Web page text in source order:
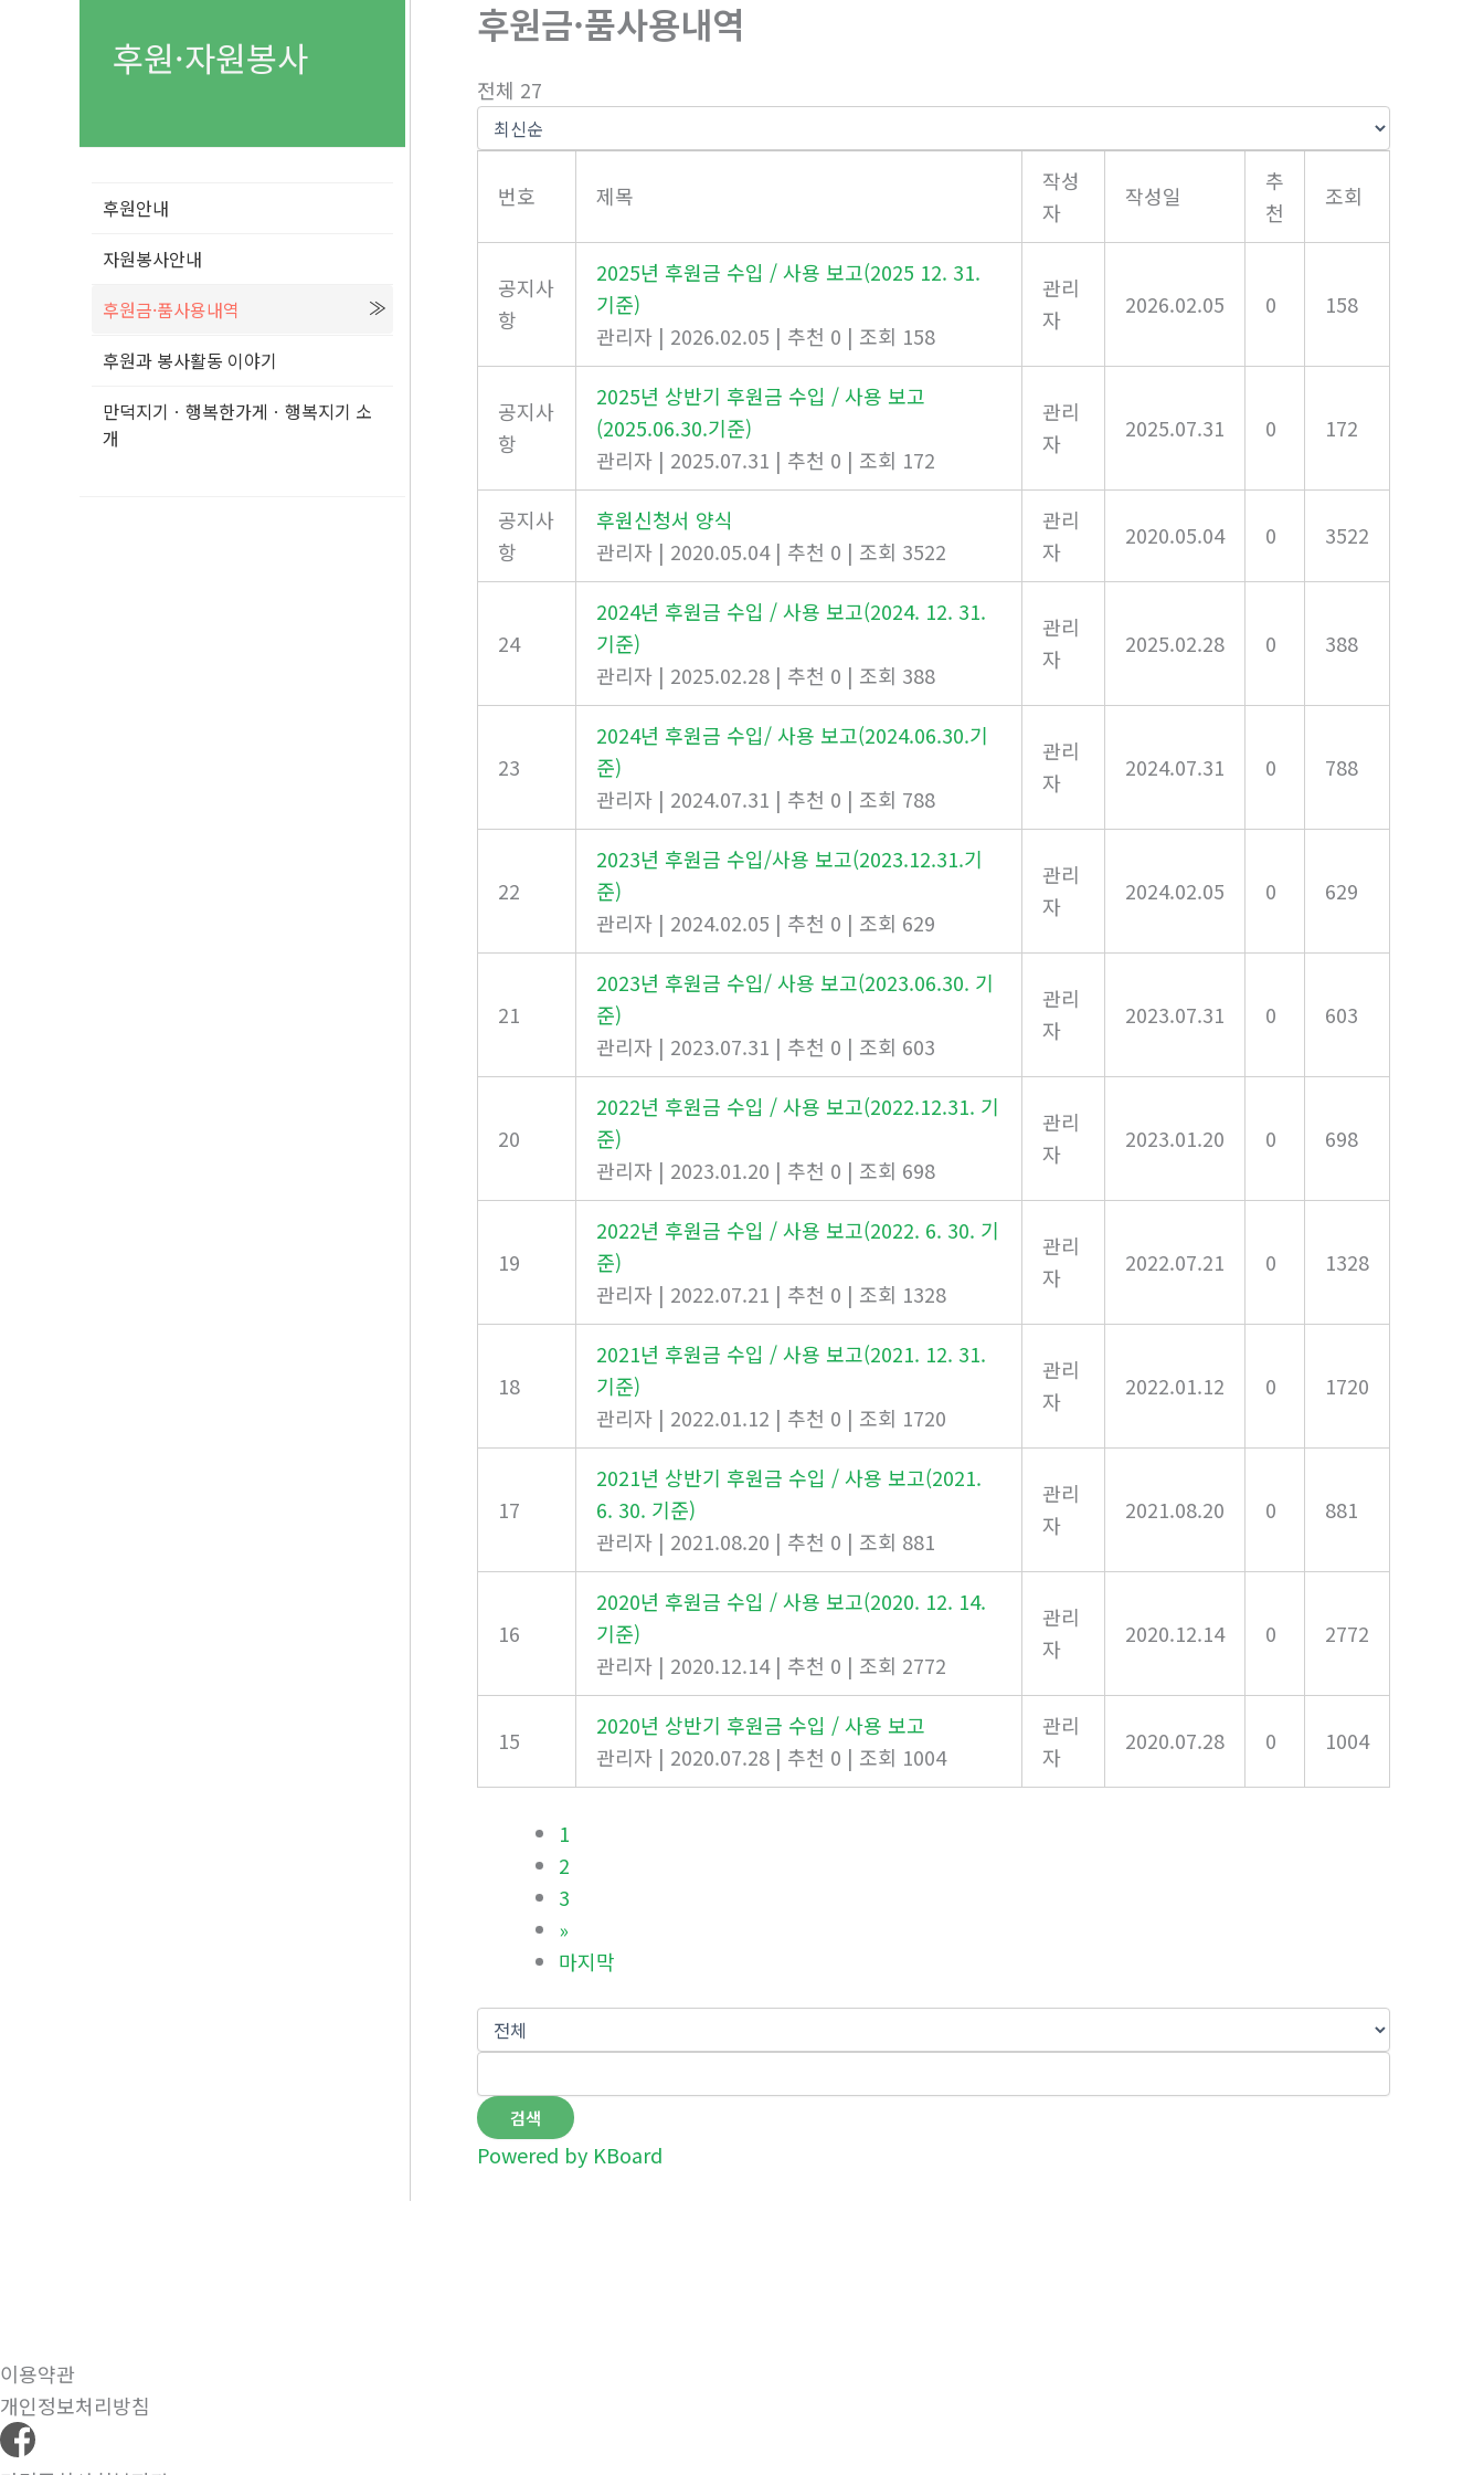
후원·자원봉사
후원안내
자원봉사안내
후원금·품사용내역
후원과 봉사활동 이야기
만덕지기ㆍ행복한가게ㆍ행복지기 소
개
후원금·품사용내역
전체 27
번호 제목
작성
자
작성일
추
천
조회
공지사
항
2025년 후원금 수입 / 사용 보고(2025 12. 31.
기준)
관리자 | 2026.02.05 | 추천 0 | 조회 158
관리
자
2026.02.05 0 158
공지사
항
2025년 상반기 후원금 수입 / 사용 보고
(2025.06.30.기준)
관리자 | 2025.07.31 | 추천 0 | 조회 172
관리
자
2025.07.31 0 172
공지사
항
후원신청서 양식
관리자 | 2020.05.04 | 추천 0 | 조회 3522
관리
자
2020.05.04 0 3522
24
2024년 후원금 수입 / 사용 보고(2024. 12. 31.
기준)
관리자 | 2025.02.28 | 추천 0 | 조회 388
관리
자
2025.02.28 0 388
23
2024년 후원금 수입/ 사용 보고(2024.06.30.기
준)
관리자 | 2024.07.31 | 추천 0 | 조회 788
관리
자
2024.07.31 0 788
22
2023년 후원금 수입/사용 보고(2023.12.31.기
준)
관리자 | 2024.02.05 | 추천 0 | 조회 629
관리
자
2024.02.05 0 629
21
2023년 후원금 수입/ 사용 보고(2023.06.30. 기
준)
관리자 | 2023.07.31 | 추천 0 | 조회 603
관리
자
2023.07.31 0 603
20
2022년 후원금 수입 / 사용 보고(2022.12.31. 기
준)
관리자 | 2023.01.20 | 추천 0 | 조회 698
관리
자
2023.01.20 0 698
19
2022년 후원금 수입 / 사용 보고(2022. 6. 30. 기
준)
관리자 | 2022.07.21 | 추천 0 | 조회 1328
관리
자
2022.07.21 0 1328
18
2021년 후원금 수입 / 사용 보고(2021. 12. 31.
기준)
관리자 | 2022.01.12 | 추천 0 | 조회 1720
관리
자
2022.01.12 0 1720
17
2021년 상반기 후원금 수입 / 사용 보고(2021.
6. 30. 기준)
관리자 | 2021.08.20 | 추천 0 | 조회 881
관리
자
2021.08.20 0 881
16
2020년 후원금 수입 / 사용 보고(2020. 12. 14.
기준)
관리자 | 2020.12.14 | 추천 0 | 조회 2772
관리
자
2020.12.14 0 2772
15
2020년 상반기 후원금 수입 / 사용 보고
관리자 | 2020.07.28 | 추천 0 | 조회 1004
관리
자
2020.07.28 0 1004
1
2
3
»
마지막
검색
Powered by KBoard
이용약관
개인정보처리방침